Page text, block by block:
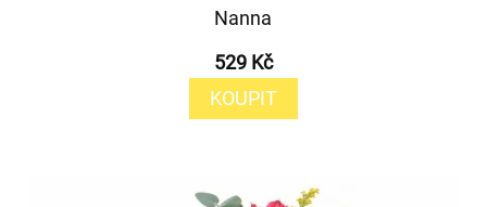
Nanna
529 Kč
KOUPIT